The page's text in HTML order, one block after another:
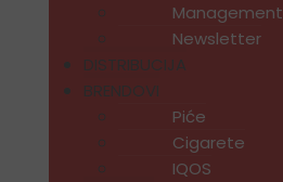
Management
Newsletter
DISTRIBUCIJA
BRENDOVI
Piće
Cigarete
IQOS